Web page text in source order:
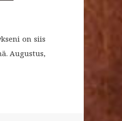
on siis
Augustus,